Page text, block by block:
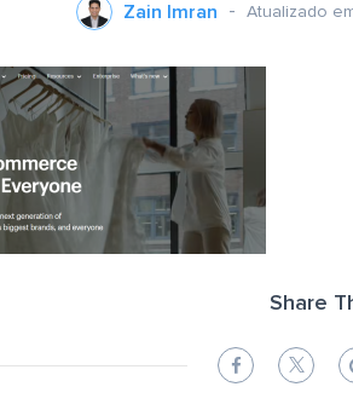
Zain Imran Atualizado
Share